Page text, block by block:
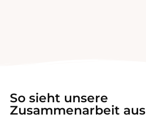
So sieht unsere
Zusammenarbeit aus